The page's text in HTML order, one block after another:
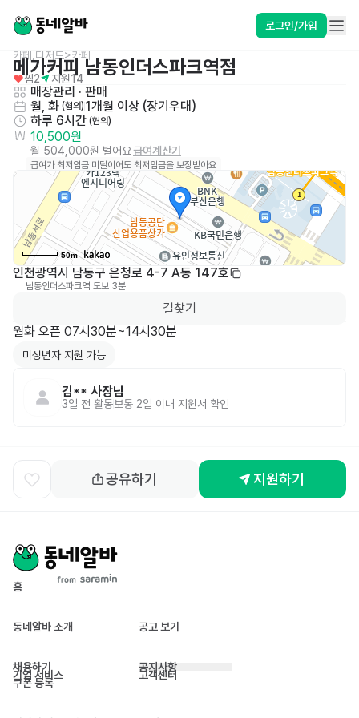
로그인/가입
카페,디저트>카페
메가커피 남동인더스파크역점
찜2 지원14
매장관리 · 판매
월, 화 (협의) 1개월 이상 (장기우대)
하루 6시간 (협의)
10,500원
월 504,000원 벌어요급여계산기
급여가 최저임금 미달이어도 최저임금을 보장받아요
50m
인천광역시 남동구 은청로 4-7 A동 147호
남동인더스파크역 도보 3분
길찾기
미성년자 지원 가능
김** 사장님
3일 전 활동보통 2일 이내 지원서 확인
공유하기 지원하기
홈
동네알바 소개 공고 보기
채용하기
기업 서비스
쿠폰 등록
공지사항
고객센터